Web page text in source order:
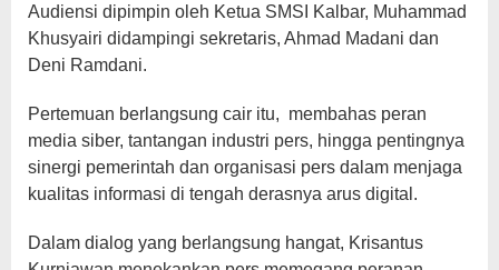
Audiensi dipimpin oleh Ketua SMSI Kalbar, Muhammad
Khusyairi didampingi sekretaris, Ahmad Madani dan
Deni Ramdani.
Pertemuan berlangsung cair itu, membahas peran
media siber, tantangan industri pers, hingga pentingnya
sinergi pemerintah dan organisasi pers dalam menjaga
kualitas informasi di tengah derasnya arus digital.
Dalam dialog yang berlangsung hangat, Krisantus